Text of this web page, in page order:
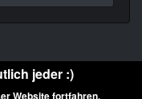
jeder :)
Website fortfahren,